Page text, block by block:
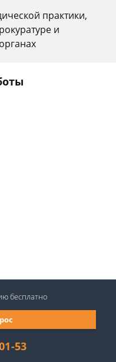
практики,
и
53
бесплатно